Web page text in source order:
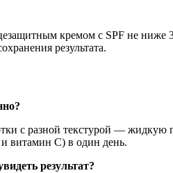
кремом с SPF не
результата.
с разной текстурой —
витамин С) в один день.
результат?